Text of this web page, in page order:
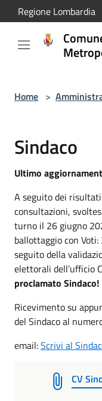
Salta al contenuto
Regione Lombardia
Home >
Sindaco
Ultimo
A seguito dei
consultazioni,
turno il 26 giugno
ballottaggio con
seguito della
elettorali dell’ufficio
proclamato Sindaco!
Ricevimento su
del Sindaco al
email:Scrivi al
CV